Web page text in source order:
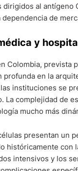
al antígeno
de
y
Colombia,
en la
instituciones se
La complejidad de
mucho más
presentan un
históricamente
intensivos y los